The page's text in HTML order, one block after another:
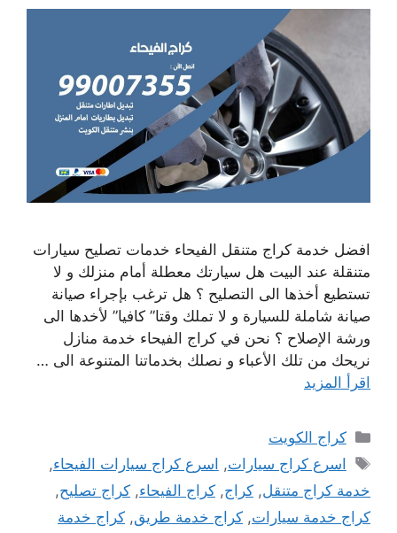
افضل خدمة كراج متنقل الفيحاء خدمات تصليح سيارات
متنقلة عند البيت هل سيارتك معطلة أمام منزلك و لا
تستطيع أخذها الى التصليح ؟ هل ترغب بإجراء صيانة
صيانة شاملة للسيارة و لا تملك وقتا” كافيا” لأخدها الى
ورشة الإصلاح ؟ نحن في كراج الفيحاء خدمة منازل
نريحك من تلك الأعباء و نصلك بخدماتنا المتنوعة الى …
اقرأ المزيد
التصنيفات
كراج الكويت
الوسوم
اسرع كراج سيارات, اسرع كراج سيارات الفيحاء,
خدمة كراج متنقل, كراج, كراج الفيحاء, كراج تصليح,
كراج خدمة سيارات, كراج خدمة طريق, كراج خدمة